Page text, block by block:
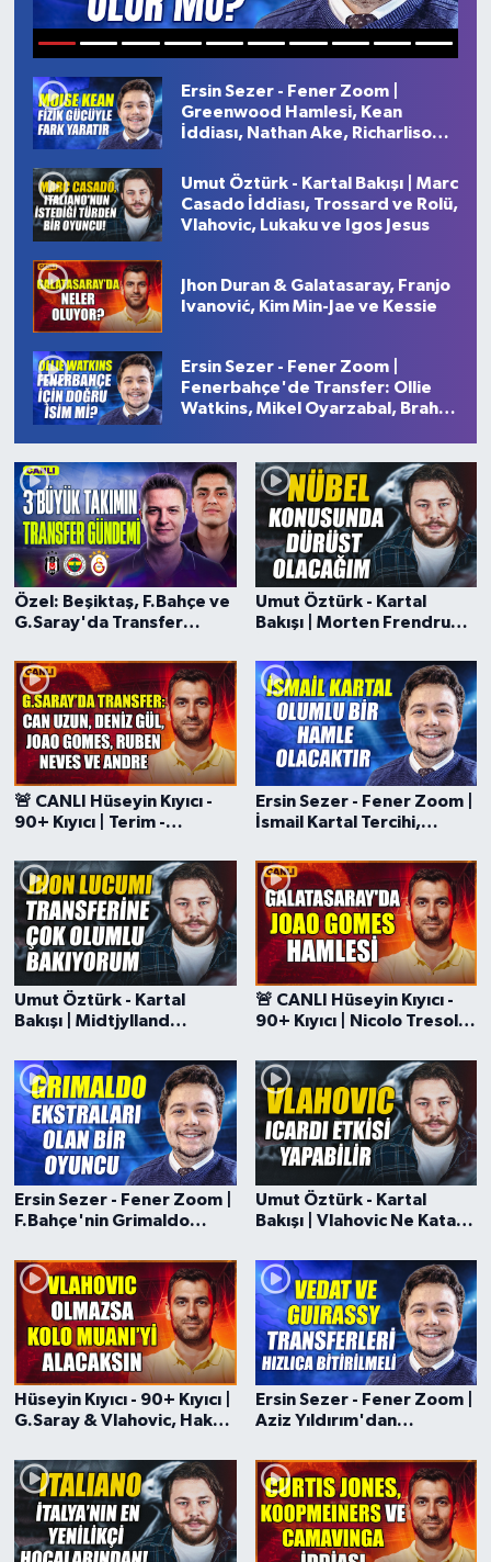
Ersin Sezer - Fener Zoom |
Greenwood Hamlesi, Kean
İddiası, Nathan Ake, Richarlison
Umut Öztürk - Kartal Bakışı | Marc
Casado İddiası, Trossard ve Rolü,
Vlahovic, Lukaku ve Igos Jesus
Jhon Duran & Galatasaray, Franjo
Ivanović, Kim Min-Jae ve Kessie
Ersin Sezer - Fener Zoom |
Fenerbahçe'de Transfer: Ollie
Watkins, Mikel Oyarzabal, Brahim
Özel: Beşiktaş, F.Bahçe ve
G.Saray'da Transfer
Umut Öztürk - Kartal
Bakışı | Morten Frendrup
Nübel, Meslier ve Perri
🚨 CANLI Hüseyin Kıyıcı -
90+ Kıyıcı | Terim -
Andre ve Ruben Neves
İddiası
Ersin Sezer - Fener Zoom |
İsmail Kartal Tercihi,
Juma Bah ve Hugo Siquet
Umut Öztürk - Kartal
Bakışı | Midtjylland
Ouattara, Pavlidis Mi,
Vlahovic Mi?
🚨 CANLI Hüseyin Kıyıcı -
90+ Kıyıcı | Nicolo Tresoldi
Hamlesi, Fatih Terim
Ersin Sezer - Fener Zoom |
F.Bahçe'nin Grimaldo
Adeyemi İddiaları
Umut Öztürk - Kartal
Bakışı | Vlahovic Ne Katar?
Cambiaghi ve Caprile
İddiası
Hüseyin Kıyıcı - 90+ Kıyıcı |
G.Saray & Vlahovic, Hakan
Fernandes, Bernardo Silva
Ersin Sezer - Fener Zoom |
Aziz Yıldırım'dan
Kocaman Seçimi, Vedat ve
Guirassy
İngiltere Premier Lig
Almanya Bundesliga
La Liga
Serie A
İngiltere Premier Lig
La Liga
Almanya Bundesliga
Serie A
Fransa Ligue 1
Eredevise
Portekiz Ligi
TFF 1.Lig
Diğer Futbol Ligleri
Türkiye Basketbol Ligi
Kadınlar Basketbol Ligi
Formula 1
Atletizm
Hentbol
At Yarışı
Bisiklet
Boks
Halter
Motor Sporları
Su Sporları
Diğer Spor Dalları
Futbolcular